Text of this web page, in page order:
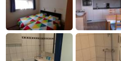
(&
breakfasts)
Campings
Hotels
Vakantiehuizen